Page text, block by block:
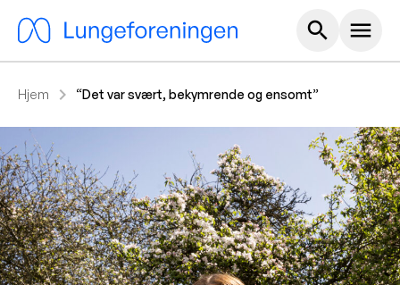
search Hoved
menu
Hjem chevron_right “Det var svært, bekymrende og ensomt”